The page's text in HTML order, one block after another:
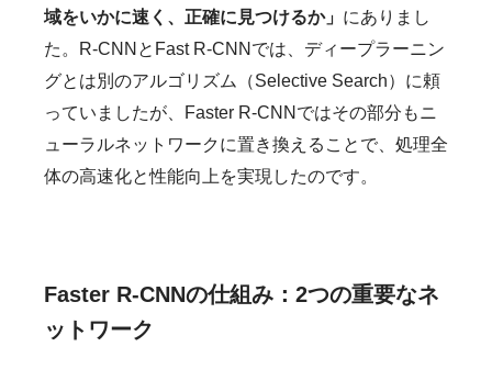
域をいかに速く、正確に見つけるか」 にありまし
た。R-CNNとFast R-CNNでは、ディープラーニン
グとは別のアルゴリズム（Selective Search）に頼
っていましたが、Faster R-CNNではその部分もニ
ューラルネットワークに置き換えることで、処理全
体の高速化と性能向上を実現したのです。
Faster R-CNNの仕組み：2つの重要なネ
ットワーク